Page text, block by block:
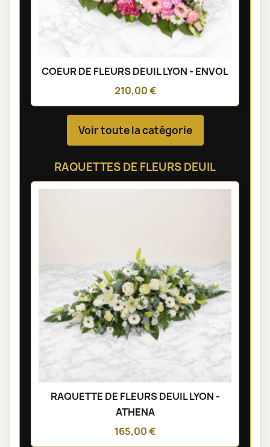
COEUR DE FLEURS DEUIL LYON - ENVOL
210,00 €
Voir toute la catégorie
RAQUETTES DE FLEURS DEUIL
RAQUETTE DE FLEURS DEUIL LYON -
ATHENA
165,00 €